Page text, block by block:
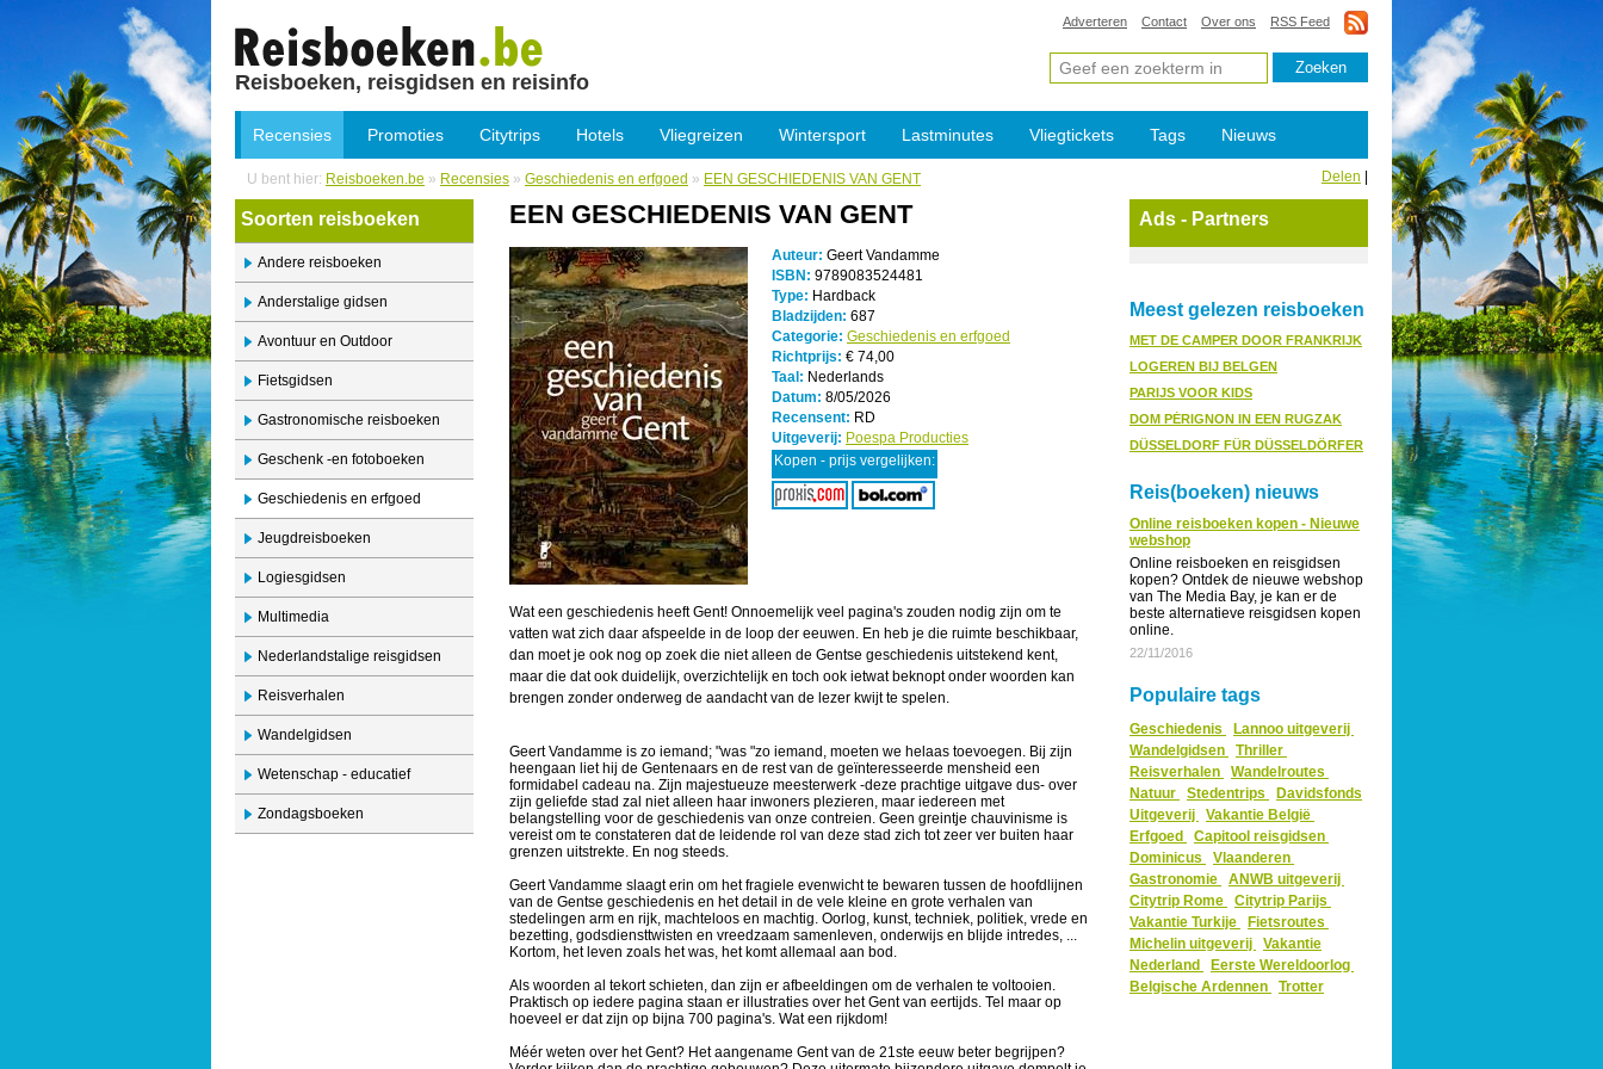
Reisboeken, reisgidsen en reisinfo
Adverteren Contact Over ons RSS Feed
Recensies Promoties Citytrips Hotels Vliegreizen Wintersport Lastminutes Vliegtickets Tags Nieuws
U bent hier: Reisboeken.be » Recensies » Geschiedenis en erfgoed » EEN GESCHIEDENIS VAN GENT Delen
Soorten reisboeken
Andere reisboeken
Anderstalige gidsen
Avontuur en Outdoor
Fietsgidsen
Gastronomische reisboeken
Geschenk -en fotoboeken
Geschiedenis en erfgoed
Jeugdreisboeken
Logiesgidsen
Multimedia
Nederlandstalige reisgidsen
Reisverhalen
Wandelgidsen
Wetenschap - educatief
Zondagsboeken
EEN GESCHIEDENIS VAN GENT
Auteur: Geert Vandamme
ISBN: 9789083524481
Type: Hardback
Bladzijden: 687
Categorie: Geschiedenis en erfgoed
Richtprijs: € 74,00
Taal: Nederlands
Datum: 8/05/2026
Recensent: RD
Uitgeverij: Poespa Producties
Kopen - prijs vergelijken:
Wat een geschiedenis heeft Gent! Onnoemelijk veel pagina's zouden nodig zijn om te
vatten wat zich daar afspeelde in de loop der eeuwen. En heb je die ruimte beschikbaar,
dan moet je ook nog op zoek die niet alleen de Gentse geschiedenis uitstekend kent,
maar die dat ook duidelijk, overzichtelijk en toch ook ietwat beknopt onder woorden kan
brengen zonder onderweg de aandacht van de lezer kwijt te spelen.
Geert Vandamme is zo iemand; "was "zo iemand, moeten we helaas toevoegen. Bij zijn
heengaan liet hij de Gentenaars en de rest van de geïnteresseerde mensheid een
formidabel cadeau na. Zijn majestueuze meesterwerk -deze prachtige uitgave dus- over
zijn geliefde stad zal niet alleen haar inwoners plezieren, maar iedereen met
belangstelling voor de geschiedenis van onze contreien. Geen greintje chauvinisme is
vereist om te constateren dat de leidende rol van deze stad zich tot zeer ver buiten haar
grenzen uitstrekte. En nog steeds.
Geert Vandamme slaagt erin om het fragiele evenwicht te bewaren tussen de hoofdlijnen
van de Gentse geschiedenis en het detail in de vele kleine en grote verhalen van
stedelingen arm en rijk, machteloos en machtig. Oorlog, kunst, techniek, politiek, vrede en
bezetting, godsdiensttwisten en vreedzaam samenleven, onderwijs en blijde intredes, ...
Kortom, het leven zoals het was, het komt allemaal aan bod.
Als woorden al tekort schieten, dan zijn er afbeeldingen om de verhalen te voltooien.
Praktisch op iedere pagina staan er illustraties over het Gent van eertijds. Tel maar op
hoeveel er dat zijn op bijna 700 pagina's. Wat een rijkdom!
Méér weten over het Gent? Het aangename Gent van de 21ste eeuw beter begrijpen?
Ads - Partners
Meest gelezen reisboeken
MET DE CAMPER DOOR FRANKRIJK
LOGEREN BIJ BELGEN
PARIJS VOOR KIDS
DOM PÉRIGNON IN EEN RUGZAK
DÜSSELDORF FÜR DÜSSELDÖRFER
Reis(boeken) nieuws
Online reisboeken kopen - Nieuwe
webshop
Online reisboeken en reisgidsen
kopen? Ontdek de nieuwe webshop
van The Media Bay, je kan er de
beste alternatieve reisgidsen kopen
online.
22/11/2016
Populaire tags
Geschiedenis
Lannoo uitgeverij
Wandelgidsen
Thriller
Reisverhalen
Wandelroutes
Natuur
Stedentrips
Davidsfonds
Uitgeverij
Vakantie België
Erfgoed
Capitool reisgidsen
Dominicus
Vlaanderen
Gastronomie
ANWB uitgeverij
Citytrip Rome
Citytrip Parijs
Vakantie Turkije
Fietsroutes
Michelin uitgeverij
Vakantie
Nederland
Eerste Wereldoorlog
Belgische Ardennen
Trotter